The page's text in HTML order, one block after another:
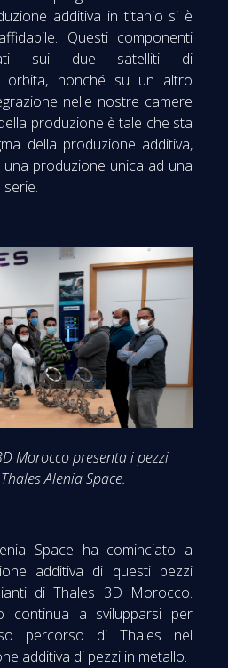
additiva in titanio si è
Questi componenti
sui due satelliti di
orbita, nonché su un altro
nelle nostre camere
produzione è tale che sta
della produzione additiva,
produzione unica ad una
Morocco presenta i pezzi
Alenia Space.
Space ha cominciato a
additiva di questi pezzi
di Thales 3D Morocco.
continua a svilupparsi per
percorso di Thales nel
additiva di pezzi in metallo.